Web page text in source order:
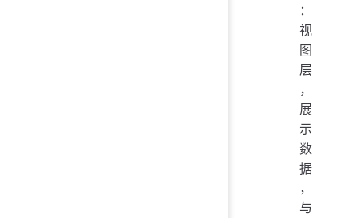
：
视
图
层
，
展
示
数
据
，
与